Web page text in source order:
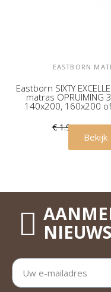
EASTBORN
Eastborn SIXTY
matras OPRUIMING
140x200, 160x200
€ 1.949,00 €
Bekijk